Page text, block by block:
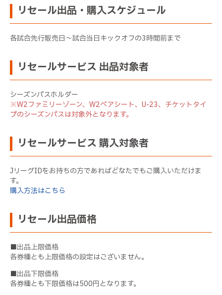
リセール出品・購入スケジュール
各試合先行販売日～試合当日キックオフの3時間前まで
リセールサービス 出品対象者
シーズンパスホルダー
※W2ファミリーゾーン、W2ペアシート、U-23、チケットタイ
プのシーズンパスは対象外となります。
リセールサービス 購入対象者
JリーグIDをお持ちの方であればどなたでもご購入いただけま
す。
購入方法はこちら
リセール出品価格
■出品上限価格
各券種とも上限価格の設定はございません。
■出品下限価格
各券種とも下限価格は500円となります。